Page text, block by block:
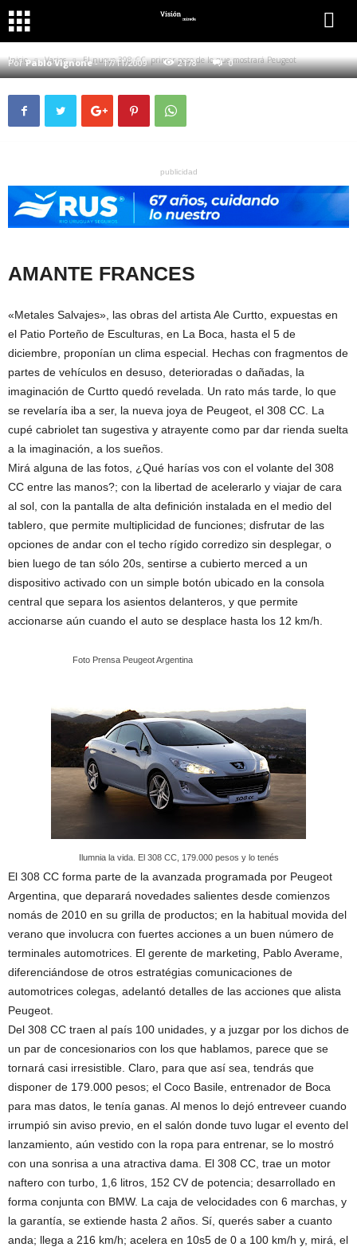
Inicio Varios El nuevo 308 CC, primer paso de lo que mostrará Peugeot
EL NUEVO 308 CC, PRIMER PASO DE LO QUE MOSTRARÁ
PEUGEOT
Por Pablo Vignone- 17/11/2009 2178 0
publicidad
AMANTE FRANCES
«Metales Salvajes», las obras del artista Ale Curtto, expuestas en
el Patio Porteño de Esculturas, en La Boca, hasta el 5 de
diciembre, proponían un clima especial. Hechas con fragmentos de
partes de vehículos en desuso, deterioradas o dañadas, la
imaginación de Curtto quedó revelada. Un rato más tarde, lo que
se revelaría iba a ser, la nueva joya de Peugeot, el 308 CC. La
cupé cabriolet tan sugestiva y atrayente como par dar rienda suelta
a la imaginación, a los sueños.
Mirá alguna de las fotos, ¿Qué harías vos con el volante del 308
CC entre las manos?; con la libertad de acelerarlo y viajar de cara
al sol, con la pantalla de alta definición instalada en el medio del
tablero, que permite multiplicidad de funciones; disfrutar de las
opciones de andar con el techo rígido corredizo sin desplegar, o
bien luego de tan sólo 20s, sentirse a cubierto merced a un
dispositivo activado con un simple botón ubicado en la consola
central que separa los asientos delanteros, y que permite
accionarse aún cuando el auto se desplace hasta los 12 km/h.
Foto Prensa Peugeot Argentina…………………….
Ilumnia la vida. El 308 CC, 179.000 pesos y lo tenés
El 308 CC forma parte de la avanzada programada por Peugeot
Argentina, que deparará novedades salientes desde comienzos
nomás de 2010 en su grilla de productos; en la habitual movida del
verano que involucra con fuertes acciones a un buen número de
terminales automotrices. El gerente de marketing, Pablo Averame,
diferenciándose de otros estratégias comunicaciones de
automotrices colegas, adelantó detalles de las acciones que alista
Peugeot.
Del 308 CC traen al país 100 unidades, y a juzgar por los dichos de
un par de concesionarios con los que hablamos, parece que se
tornará casi irresistible. Claro, para que así sea, tendrás que
disponer de 179.000 pesos; el Coco Basile, entrenador de Boca
para mas datos, le tenía ganas. Al menos lo dejó entreveer cuando
irrumpió sin aviso previo, en el salón donde tuvo lugar el evento del
lanzamiento, aún vestido con la ropa para entrenar, se lo mostró
con una sonrisa a una atractiva dama. El 308 CC, trae un motor
naftero con turbo, 1,6 litros, 152 CV de potencia; desarrollado en
forma conjunta con BMW. La caja de velocidades con 6 marchas, y
la garantía, se extiende hasta 2 años. Sí, querés saber a cuanto
anda; llega a 216 km/h; acelera en 10s5 de 0 a 100 km/h y, mirá, el